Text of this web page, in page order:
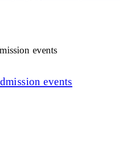
events